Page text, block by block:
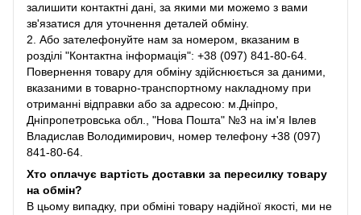
залишити контактні дані, за якими ми можемо з вами
зв'язатися для уточнення деталей обміну.
2. Або зателефонуйте нам за номером, вказаним в
розділі "Контактна інформація": +38 (097) 841-80-64.
Повернення товару для обміну здійснюється за даними,
вказаними в товарно-транспортному накладному при
отриманні відправки або за адресою: м.Дніпро,
Дніпропетровська обл., "Нова Пошта" №3 на ім'я Івлев
Владислав Володимирович, номер телефону +38 (097)
841-80-64.
Хто оплачує вартість доставки за пересилку товару
на обмін?
В цьому випадку, при обміні товару надійної якості, ми не